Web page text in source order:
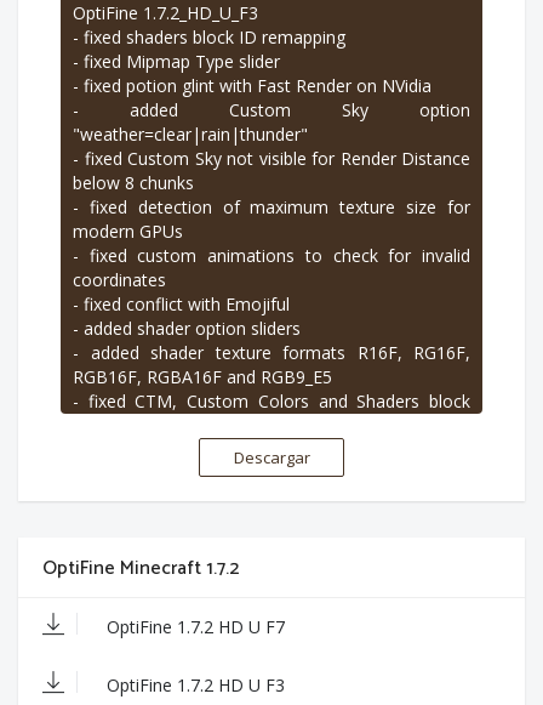
OptiFine 1.7.2_HD_U_F3
- fixed shaders block ID remapping
- fixed Mipmap Type slider
- fixed potion glint with Fast Render on NVidia
- added Custom Sky option
"weather=clear|rain|thunder"
- fixed Custom Sky not visible for Render Distance
below 8 chunks
- fixed detection of maximum texture size for
modern GPUs
- fixed custom animations to check for invalid
coordinates
- fixed conflict with Emojiful
- added shader option sliders
- added shader texture formats R16F, RG16F,
RGB16F, RGBA16F and RGB9_E5
- fixed CTM, Custom Colors and Shaders block
- updated installer to use launchwrapper 1.12
- extended shaders uniform isEyeInWater, added
value 2 when the camera is in lava
- fixed item pickup animation using wrong shaders
- added shaders compatible rendering for end
portals
- compatible with Forge #1161
(12.07.2017)
Descargar
OptiFine Minecraft 1.7.2
OptiFine 1.7.2 HD U F7
OptiFine 1.7.2 HD U F3